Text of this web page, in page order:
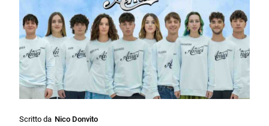
Scritto da Nico Donvito